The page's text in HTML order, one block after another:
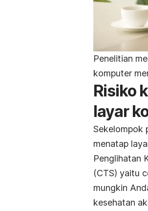
Penelitian
komputer
Risiko
layar
Sekelompok
menatap
Penglihatan
(CTS) yaitu
mungkin
kesehatan